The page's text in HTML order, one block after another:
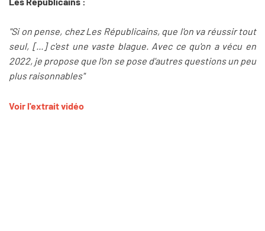
"Si on pense, chez Les Républicains, que l'on va réussir tout
seul, [...] c'est une vaste blague. Avec ce qu'on a vécu en
2022, je propose que l'on se pose d'autres questions un peu
plus raisonnables"
Voir l'extrait vidéo